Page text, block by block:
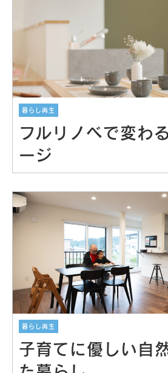
Works
新築注文住宅
Event
イベント
Philosophy & Promise
経営理念＆5つのお約束
取り組み
After Service
建ててからのお付き合い
暮らし再生
フルリノベで変わ
ージ
暮らし再生
子育てに優しい自